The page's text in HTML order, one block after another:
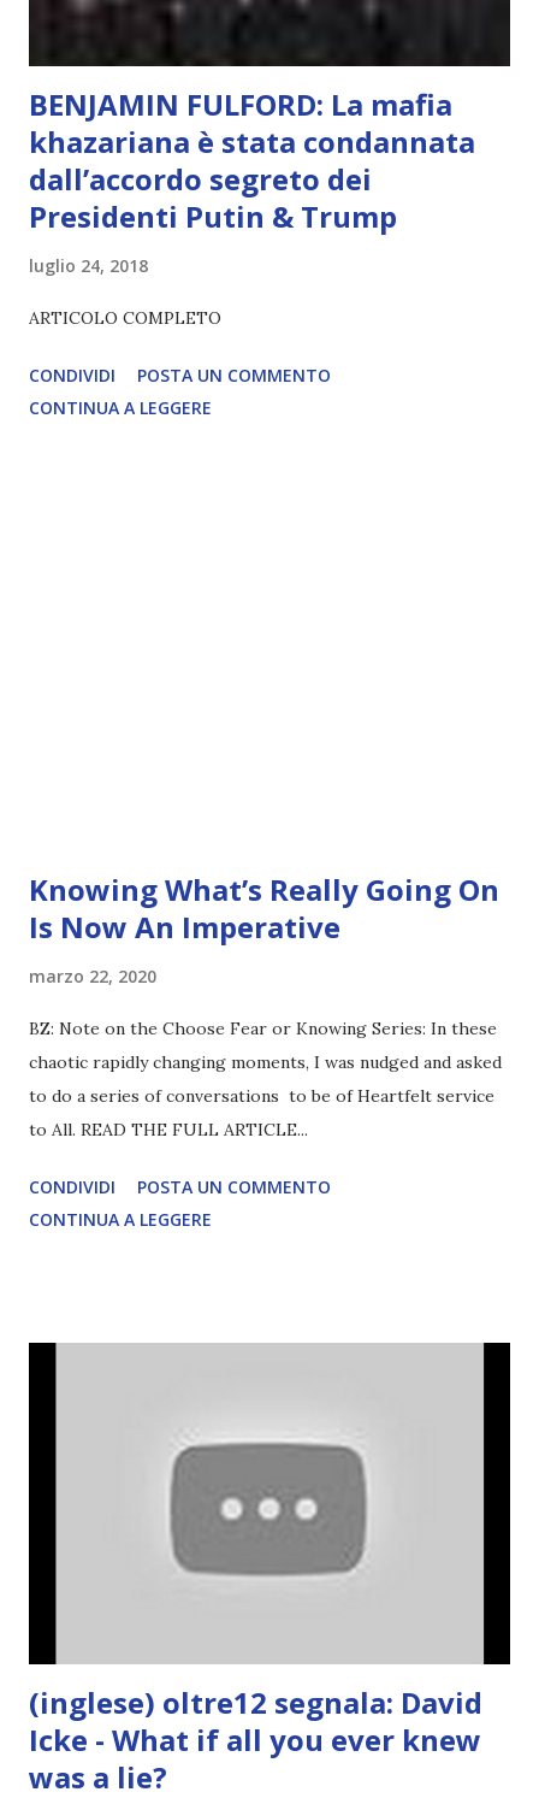
BENJAMIN FULFORD: La mafia
khazariana è stata condannata
dall’accordo segreto dei
Presidenti Putin & Trump
luglio 24, 2018
ARTICOLO COMPLETO
CONDIVIDI
POSTA UN COMMENTO
CONTINUA A LEGGERE
Knowing What’s Really Going On
Is Now An Imperative
marzo 22, 2020
BZ: Note on the Choose Fear or Knowing Series: In these
chaotic rapidly changing moments, I was nudged and asked
to do a series of conversations to be of Heartfelt service
to All. READ THE FULL ARTICLE...
CONDIVIDI
POSTA UN COMMENTO
CONTINUA A LEGGERE
(inglese) oltre12 segnala: David
Icke - What if all you ever knew
was a lie?